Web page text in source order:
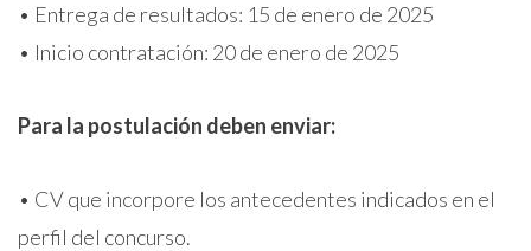
• Entrega de resultados: 15 de enero de 2025
• Inicio contratación: 20 de enero de 2025
Para la postulación deben enviar:
• CV que incorpore los antecedentes indicados en el
perfil del concurso.